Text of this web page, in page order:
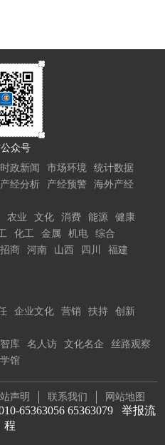
众号
时政新闻 市场环境
统计数据
产经分析 产经预警
海外产经
农业 文化 消费 能源
健康
化工 金属 机电
综合
招商 河南 山西 四川
福建
企业文化 营销 扶持
创新
库 名人访 文化名企
丝路观察
馆
声明 联系我们 网站地图
65363056 65363079 举报流
程